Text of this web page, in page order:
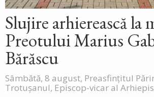
Slujire arhierească la
Preotului Marius
Bărăscu
Sâmbătă, 8 august, Preasfințitul
Trotușanul, Episcop-vicar al